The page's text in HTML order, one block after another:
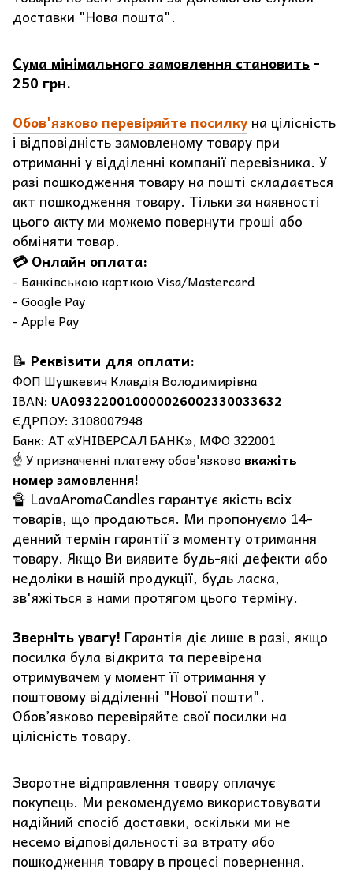
доставки "Нова пошта".
Сума мінімального замовлення становить -
250 грн.
Обов'язково перевіряйте посилку на цілісність
і відповідність замовленому товару при
отриманні у відділенні компанії перевізника. У
разі пошкодження товару на пошті складається
акт пошкодження товару. Тільки за наявності
цього акту ми можемо повернути гроші або
обміняти товар.
💳 Онлайн оплата:
- Банківською карткою Visa/Mastercard
- Google Pay
- Apple Pay
📝 Реквізити для оплати:
ФОП Шушкевич Клавдія Володимирівна
IBAN: UA093220010000026002330033632
ЄДРПОУ: 3108007948
Банк: АТ «УНІВЕРСАЛ БАНК», МФО 322001
☝️ У призначенні платежу обов'язково вкажіть
номер замовлення!
🔏 LavaAromaCandles гарантує якість всіх
товарів, що продаються. Ми пропонуємо 14-
денний термін гарантії з моменту отримання
товару. Якщо Ви виявите будь-які дефекти або
недоліки в нашій продукції, будь ласка,
зв'яжіться з нами протягом цього терміну.
Зверніть увагу! Гарантія діє лише в разі, якщо
посилка була відкрита та перевірена
отримувачем у момент її отримання у
поштовому відділенні "Нової пошти".
Обов’язково перевіряйте свої посилки на
цілісність товару.
Зворотне відправлення товару оплачує
покупець. Ми рекомендуємо використовувати
надійний спосіб доставки, оскільки ми не
несемо відповідальності за втрату або
пошкодження товару в процесі повернення.